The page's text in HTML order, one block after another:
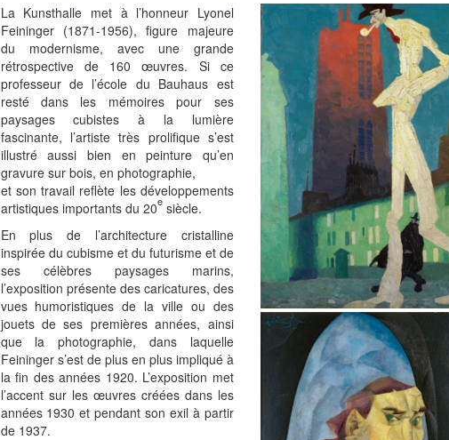
La Kunsthalle met à l’honneur Lyonel
Feininger (1871-1956), figure majeure
du modernisme, avec une grande
rétrospective de 160 œuvres. Si ce
professeur de l’école du Bauhaus est
resté dans les mémoires pour ses
paysages cubistes à la lumière
fascinante, l’artiste très prolifique s’est
illustré aussi bien en peinture qu’en
gravure sur bois, en photographie,
et son travail reflète les développements
artistiques importants du 20esiècle.
En plus de l’architecture cristalline
inspirée du cubisme et du futurisme et de
ses célèbres paysages marins,
l’exposition présente des caricatures, des
vues humoristiques de la ville ou des
jouets de ses premières années, ainsi
que la photographie, dans laquelle
Feininger s’est de plus en plus impliqué à
la fin des années 1920. L’exposition met
l’accent sur les œuvres créées dans les
années 1930 et pendant son exil à partir
de 1937.